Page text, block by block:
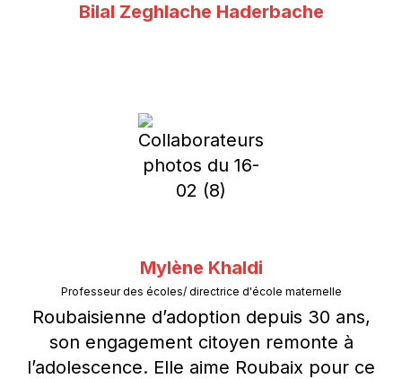
Bilal Zeghlache Haderbache
Mylène Khaldi
Professeur des écoles/ directrice d'école maternelle
Roubaisienne d’adoption depuis 30 ans,
son engagement citoyen remonte à
l’adolescence. Elle aime Roubaix pour ce